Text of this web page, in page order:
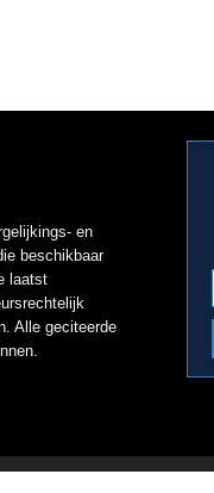
en
beschikbaar
laatst
Alle geciteerde